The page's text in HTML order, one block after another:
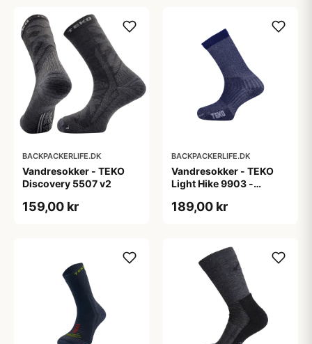
BACKPACKERLIFE.DK
Vandresokker - TEKO
Discovery 5507 v2
159,00 kr
BACKPACKERLIFE.DK
Vandresokker - TEKO
Light Hike 9903 -
189,00 kr